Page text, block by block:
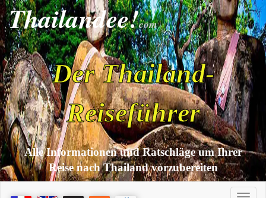
Thailandee!com
Der Thailand-
Reiseführer
Alle Informationen und Ratschläge um Ihrer
Reise nach Thailand vorzubereiten